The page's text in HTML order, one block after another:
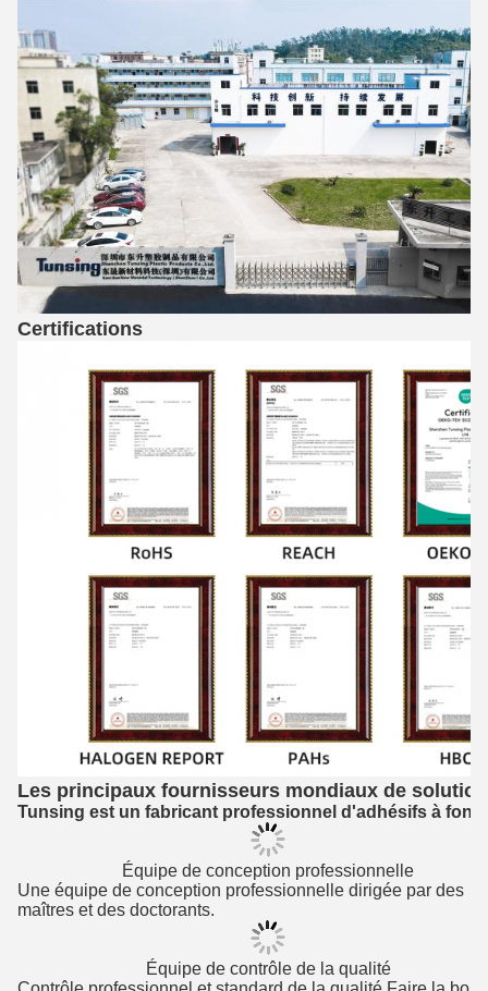
Certifications
Les principaux fournisseurs mondiaux de
Tunsing est un fabricant professionnel d'adhésifs à
Équipe de conception professionnelle
Une équipe de conception professionnelle dirigée par des
maîtres et des doctorants.
Équipe de contrôle de la qualité